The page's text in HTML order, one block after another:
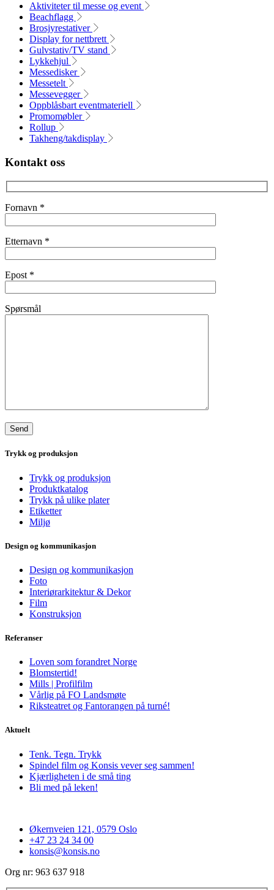
Aktiviteter til messe og event
Beachflagg
Brosjyrestativer
Display for nettbrett
Gulvstativ/TV stand
Lykkehjul
Messedisker
Messetelt
Messevegger
Oppblåsbart eventmateriell
Promomøbler
Rollup
Takheng/takdisplay
Kontakt oss
Fornavn *
Etternavn *
Epost *
Spørsmål
Trykk og produksjon
Trykk og produksjon
Produktkatalog
Trykk på ulike plater
Etiketter
Miljø
Design og kommunikasjon
Design og kommunikasjon
Foto
Interiørarkitektur & Dekor
Film
Konstruksjon
Referanser
Loven som forandret Norge
Blomstertid!
Mills | Profilfilm
Vårlig på FO Landsmøte
Riksteatret og Fantorangen på turné!
Aktuelt
Tenk. Tegn. Trykk
Spindel film og Konsis vever seg sammen!
Kjærligheten i de små ting
Bli med på leken!
Økernveien 121, 0579 Oslo
+47 23 24 34 00
konsis@konsis.no
Org nr: 963 637 918